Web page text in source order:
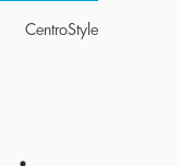
CentroStyle